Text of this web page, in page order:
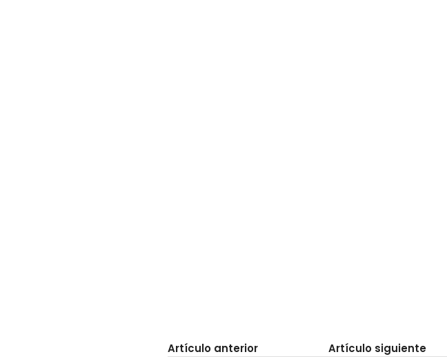
Artículo anterior Artículo siguiente